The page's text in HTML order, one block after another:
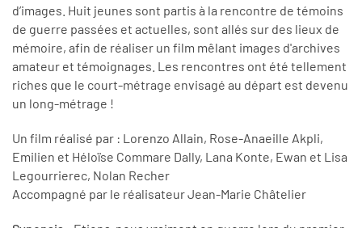
d’images. Huit jeunes sont partis à la rencontre de témoins
de guerre passées et actuelles, sont allés sur des lieux de
mémoire, afin de réaliser un film mêlant images d'archives
amateur et témoignages. Les rencontres ont été tellement
riches que le court-métrage envisagé au départ est devenu
un long-métrage !
Un film réalisé par : Lorenzo Allain, Rose-Anaeille Akpli,
Emilien et Héloïse Commare Dally, Lana Konte, Ewan et Lisa
Legourrierec, Nolan Recher
Accompagné par le réalisateur Jean-Marie Châtelier